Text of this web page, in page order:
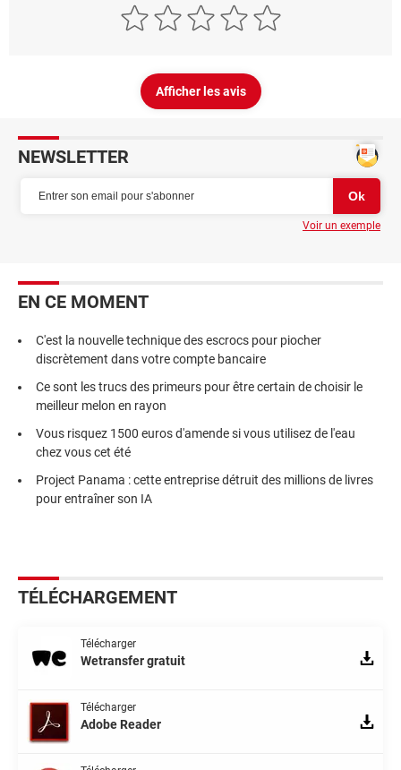
Afficher les avis
NEWSLETTER
Voir un exemple
EN CE MOMENT
C'est la nouvelle technique des escrocs pour piocher
discrètement dans votre compte bancaire
Ce sont les trucs des primeurs pour être certain de choisir le
meilleur melon en rayon
Vous risquez 1500 euros d'amende si vous utilisez de l'eau
chez vous cet été
Project Panama : cette entreprise détruit des millions de livres
pour entraîner son IA
TÉLÉCHARGEMENT
Télécharger
Wetransfer gratuit
Télécharger
Adobe Reader